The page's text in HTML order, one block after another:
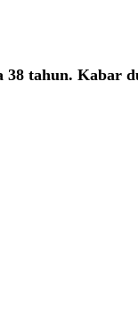
38 tahun. Kabar